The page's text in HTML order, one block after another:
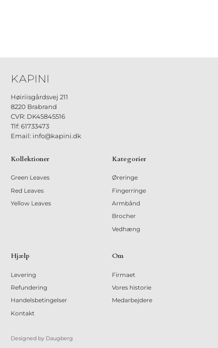
Høiriisgårdsvej 211
8220 Brabrand
CVR: DK45845516
Tlf: 61733473
Email: info@kapini.dk
Kollektioner
Green Leaves
Red Leaves
Yellow Leaves
Kategorier
Øreringe
Fingerringe
Armbånd
Brocher
Vedhæng
Hjælp
Levering
Refundering
Handelsbetingelser
Kontakt
Om
Firmaet
Vores historie
Medarbejdere
Designed by Daugberg